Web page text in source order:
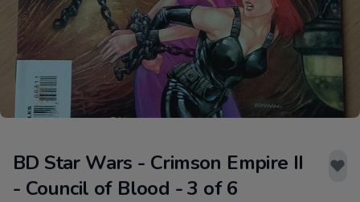
BD Star Wars - Crimson Empire II
- Council of Blood - 3 of 6